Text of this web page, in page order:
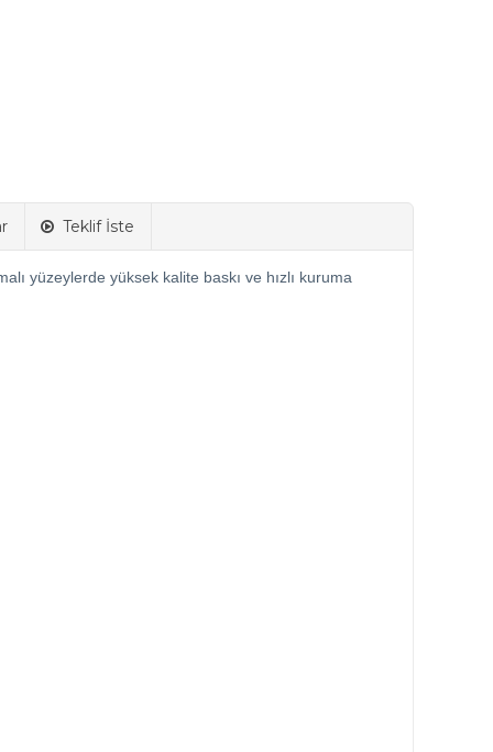
Teklif İste
yüzeylerde yüksek kalite baskı ve hızlı kuruma